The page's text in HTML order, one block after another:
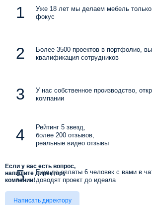
Уже 18 лет мы делаем мебель только
фокус
Более 3500 проектов в портфолио,
квалификация сотрудников
У нас собственное производство,
компании
Рейтинг 5 звезд,
более 200 отзывов,
реальные видео отзывы
Еще до оплаты 6 человек с вами в
доводят проект до идеала
Если у вас есть вопрос,
напишите директору
компании!
Написать директору